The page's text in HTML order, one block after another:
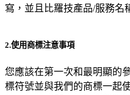
寫，並且比羅技產品/服務名
2.使用商標注意事項
您應該在第一次和最明顯的
標符號並與我們的商標一起